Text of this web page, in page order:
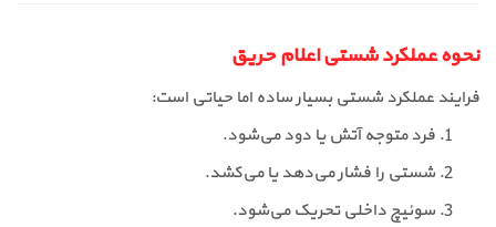
نحوه عملکرد شستی اعلام حریق
فرایند عملکرد شستی بسیار ساده اما حیاتی است:
فرد متوجه آتش یا دود می‌شود.
شستی را فشار می‌دهد یا می‌کشد.
سوئیچ داخلی تحریک می‌شود.